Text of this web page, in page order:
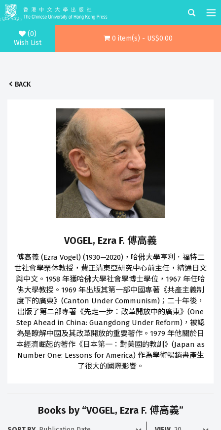
(0)
Wish List
0 item(s) - US$0.00
BACK
VOGEL, Ezra F. 傅高義
傅高義 (Ezra Vogel) (1930—2020)，哈佛大學亨利．福特二
世社會學榮休教授，費正清東亞研究中心前主任，精通日文
與中文。1958 年獲哈佛大學社會學博士學位，1967 年任哈
佛大學教授。1969 年出版其第一部中國專著《共產主義制
度下的廣東》(Canton Under Communism)；二十年後，
出版了第二部專著《先走一步：改革開放中的廣東》(One
Step Ahead in China: Guangdong Under Reform)，被認
為是瞭解中國及其改革開放的重要著作。1979 年他關於日
本經濟崛起的著作《日本第一：對美國的教訓》(Japan as
Number One: Lessons for America) 作為學術暢銷書產生
了很大的國際影響。
Books by “VOGEL, Ezra F. 傅高義”